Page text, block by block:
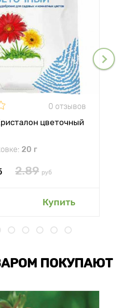
0 отзывов
цветочный
20 г
2.89 руб
Купить
ПОКУПАЮТ